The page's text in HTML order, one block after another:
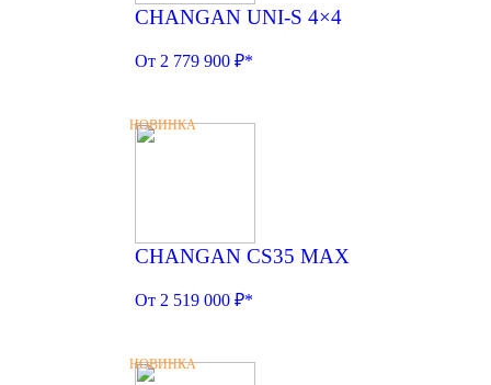
CHANGAN UNI-S 4×4
От 2 779 900 ₽*
НОВИНКА
CHANGAN CS35 MAX
От 2 519 000 ₽*
НОВИНКА